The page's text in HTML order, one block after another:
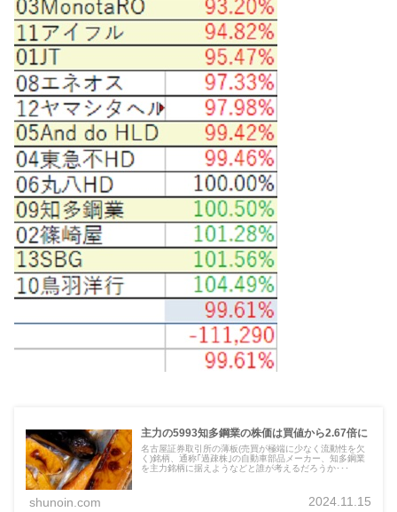
主力の5993知多鋼業の株価は買値から2.67倍に
名古屋証券取引所の薄板(売買が極端に少なく流動性を欠
く)銘柄、通称｢過疎株｣の自動車部品メーカー、知多鋼業
を主力銘柄に据えようなどと誰が考えるだろうか･･･
shunoin.com 2024.11.15